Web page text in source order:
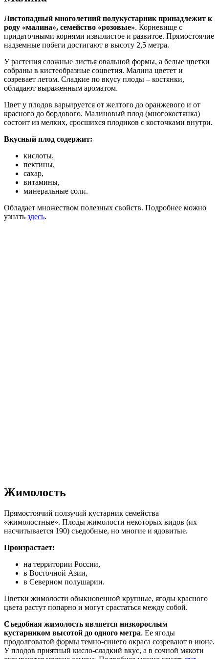
Листопадный многолетний полукустарник принадлежит к
роду «малина», семейство «розовые». Корневище с
придаточными корнями извилистое и развитое. Прямостоячие
надземные побеги достигают в высоту 2,5 метра.
У растения сложные листья овальной формы, а белые цветки
собраны в кистеобразные соцветия. Малина цветет и
созревает летом. Сладкие по вкусу плоды – костянки,
обладают выраженным ароматом.
Цвет у плодов варьируется от желтого до оранжевого и от
красного до бордового. Малиновый плод (многокостянка)
состоит из мелких, сросшихся плодиков с косточками внутри.
Вкусный плод содержит:
кислоты,
пектины,
сахар,
витамины,
минеральные соли.
Обладает множеством полезных свойств. Подробнее можно
узнать здесь.
Жимолость
Прямостоячий ползучий кустарник семейства
«жимолостные». Плоды жимолости некоторых видов (их
насчитывается 190) съедобные, но многие и ядовитые.
Произрастает:
на территории России,
в Восточной Азии,
в Северном полушарии.
Цветки жимолости обыкновенной крупные, ягоды красного
цвета растут попарно и могут срастаться между собой.
Съедобная жимолость является низкорослым
кустарником высотой до одного метра. Ее ягоды
продолговатой формы темно-синего окраса созревают в июне.
У плодов приятный кисло-сладкий вкус, а в сочной мякоти